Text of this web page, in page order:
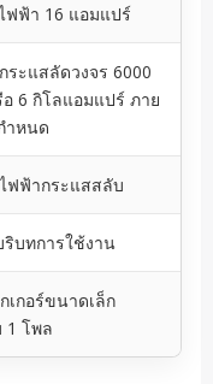
ฟฟ้า 16 แอมแปร์
ระแสลัดวงจร 6000
6 กิโลแอมแปร์ ภาย
ำหนด
ฟฟ้ากระแสสลับ
บทการใช้งาน
เกอร์ขนาดเล็ก
1 โพล